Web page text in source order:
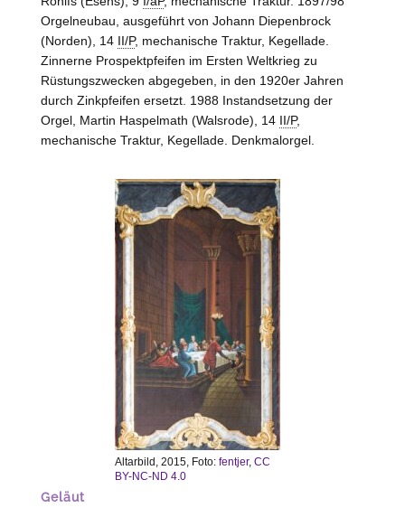
Orgelneubau, ausgeführt von Johann Diepenbrock
(Norden), 14 II/P, mechanische Traktur, Kegellade.
Zinnerne Prospektpfeifen im Ersten Weltkrieg zu
Rüstungszwecken abgegeben, in den 1920er Jahren
durch Zinkpfeifen ersetzt. 1988 Instandsetzung der
Orgel, Martin Haspelmath (Walsrode), 14 II/P,
mechanische Traktur, Kegellade. Denkmalorgel.
Altarbild, 2015, Foto:fentjer,CC
BY-NC-ND 4.0
Geläut